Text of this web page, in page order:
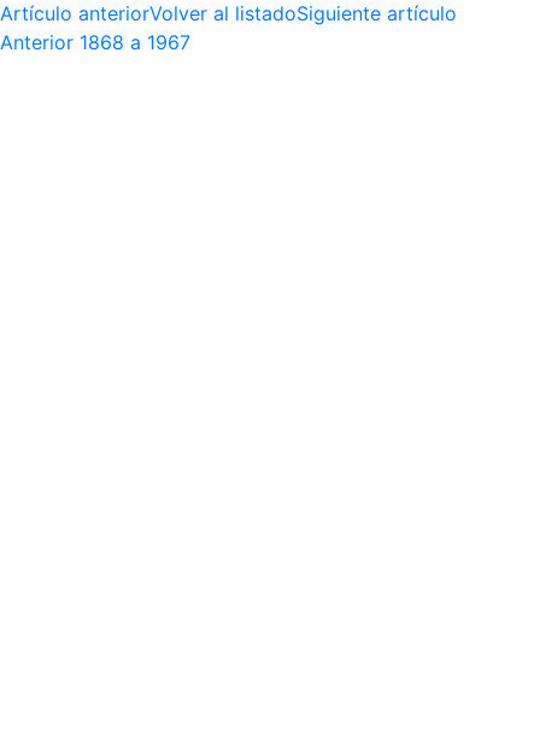
Artículo anteriorVolver al listadoSiguiente artículo
Anterior 1868 a 1967